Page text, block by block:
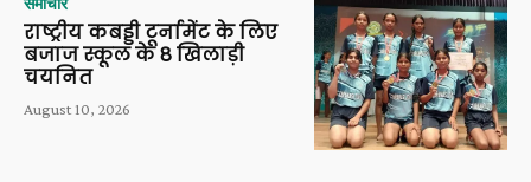
राष्ट्रीय कबड्डी टूर्नामेंट के लिए
बजाज स्कूल के 8 खिलाड़ी
चयनित
August 10, 2026